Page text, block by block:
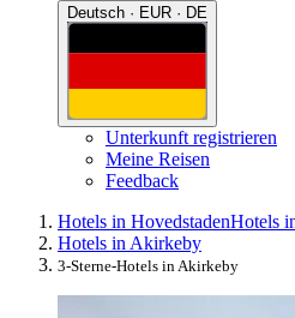
Deutsch · EUR · DE
Unterkunft registrieren
Meine Reisen
Feedback
Hotels in HovedstadenHotels
Hotels in Akirkeby
3-Sterne-Hotels in Akirkeby